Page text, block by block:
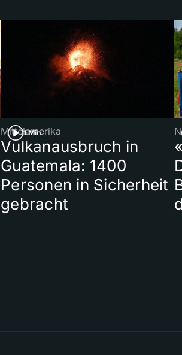
1 Min
Mittelamerika
Vulkanausbruch in
Guatemala: 1400
Personen in Sicherheit
gebracht